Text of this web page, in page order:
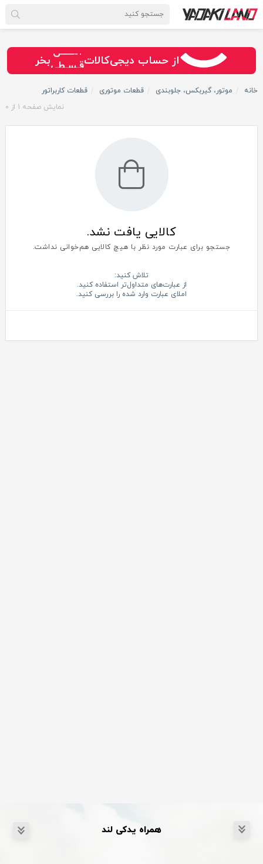
از حساب دیجی‌کالات
سـریــع
امـــــن
قـسـطی بخر
خانه موتور، گیربکس، جلوبندی قطعات موتوری
قطعات کاربراتور
نمایش صفحه 1 از 0
کالایی یافت نشد.
جستجو برای عبارت مورد نظر با هیچ کالایی هم‌خوانی نداشت.
تلاش کنید:
از عبارت‌های متداول‌تر استفاده کنید.
املای عبارت وارد شده را بررسی کنید.
همراه یدکی لند